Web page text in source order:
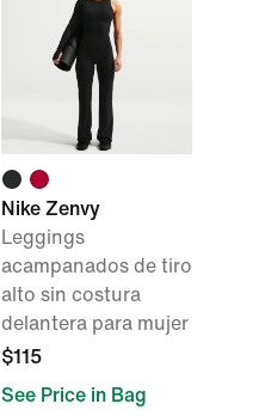
Nike Zenvy
Leggings
acampanados de tiro
alto sin costura
delantera para mujer
$115
See Price in Bag